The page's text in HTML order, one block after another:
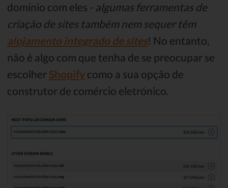
domínio com eles - algumas ferramentas de
criação de sites também nem sequer têm
alojamento integrado de sites! No entanto,
não é algo com que tenha de se preocupar se
escolher Shopify como a sua opção de
construtor de comércio eletrónico.